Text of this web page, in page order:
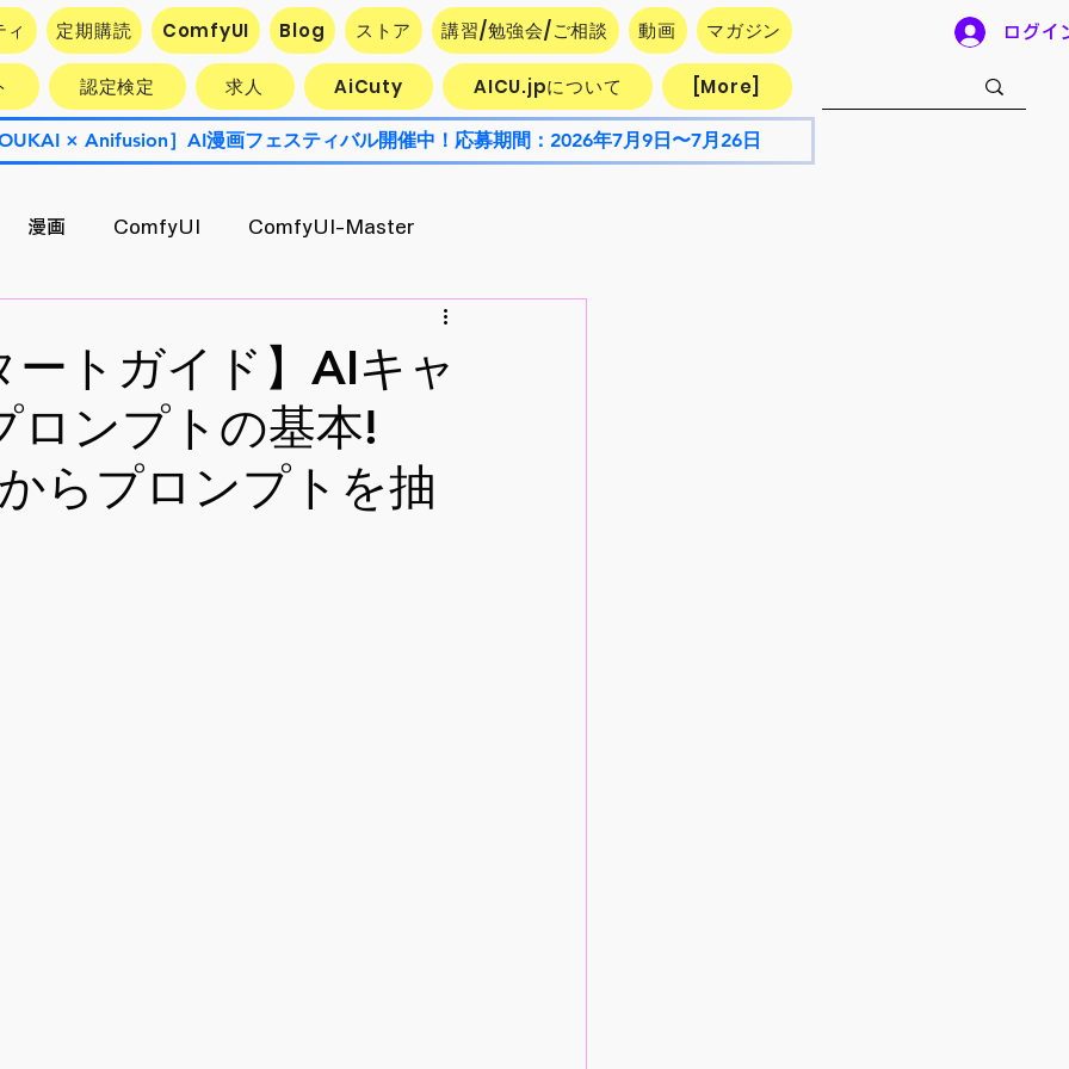
定期購読 ComfyUI Blog ストア 講習/勉強会/ご相談 動画 マガジン
認定検定 求人 AiCuty AICU.jpについて [More]
× Anifusion］AI漫画フェスティバル開催中！応募期間：2026年7月9日〜7月26日
ログイ
漫画 ComfyUI ComfyUI-Master
エクスポート
AI活用企業最前線 キャラ開発
トガイド】AIキャ
ロンプトの基本!
らプロンプトを抽